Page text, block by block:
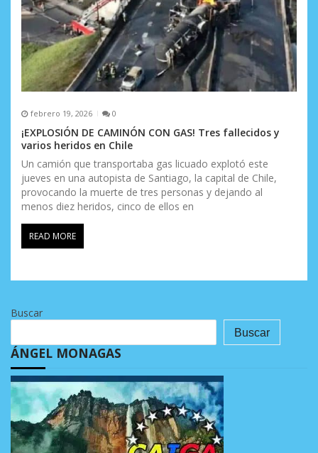
febrero 19, 2026 0
¡EXPLOSIÓN DE CAMINÓN CON GAS! Tres fallecidos y
varios heridos en Chile
Un camión que transportaba gas licuado explotó este
jueves en una autopista de Santiago, la capital de Chile,
provocando la muerte de tres personas y dejando al
menos diez heridos, cinco de ellos en
READ MORE
Buscar
Buscar
ÁNGEL MONAGAS